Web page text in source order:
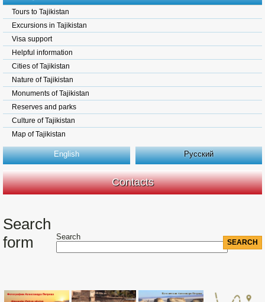
Tours to Tajikistan
Excursions in Tajikistan
Visa support
Helpful information
Cities of Tajikistan
Nature of Tajikistan
Monuments of Tajikistan
Reserves and parks
Culture of Tajikistan
Map of Tajikistan
English Русский
Contacts
Search
form
Search